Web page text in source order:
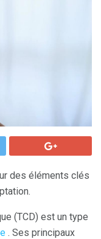
des éléments clés
(TCD) est un type
. Ses principaux